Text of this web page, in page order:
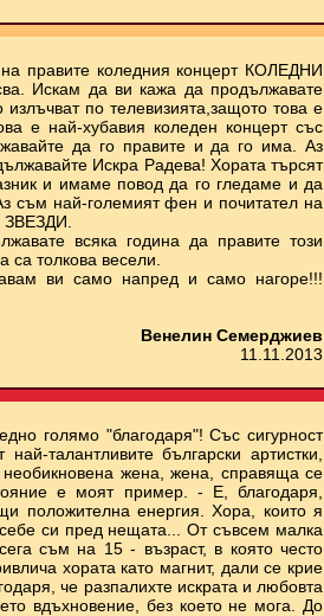
правите коледния концерт КОЛЕДНИ
Искам да ви кажа да продължавате
по телевизията,защото това е
е най-хубавия коледен концерт със
да го правите и да го има. Аз
Искра Радева! Хората търсят
и имаме повод да го гледаме и да
съм най-големият фен и почитател на
ЗВЕЗДИ.
всяка година да правите този
са толкова весели.
ви само напред и само нагоре!!!
Венелин Семерджиев
11.11.2013
голямо "благодаря"! Със сигурност
талантливите български артистки,
жена, жена, справяща се
е моят пример. - Е, благодаря,
положителна енергия. Хора, които я
си пред нещата... От съвсем малка
съм на 15 - възраст, в която често
хората като магнит, дали се крие
че разпалихте искрата и любовта
вдъхновение, без което не мога. До